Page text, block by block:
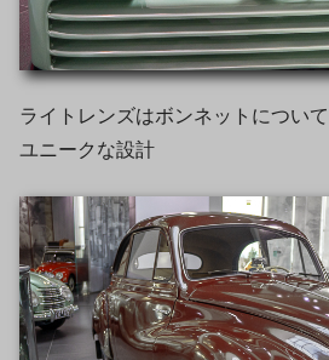
ライトレンズはボンネットについ
ユニークな設計